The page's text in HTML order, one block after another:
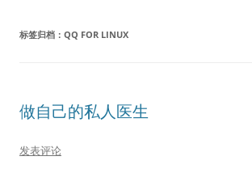
标签归档： QQ FOR LINUX
做自己的私人医生
发表评论